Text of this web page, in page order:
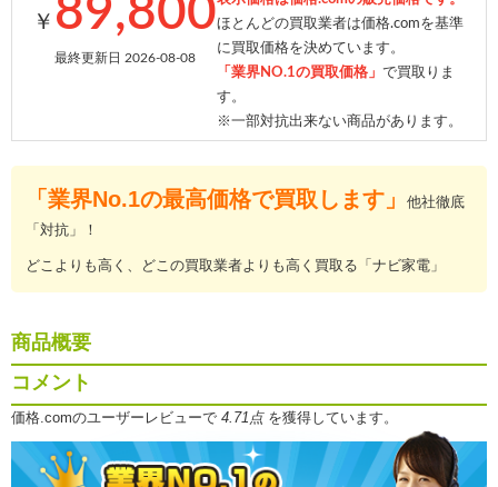
￥ 89,800
最終更新日 2026-08-08
ほとんどの買取業者は価格.comを基準
に買取価格を決めています。
「業界NO.1の買取価格」 で買取りま
す。
※一部対抗出来ない商品があります。
「業界No.1の最高価格で買取します」
他社徹底
「対抗」！
どこよりも高く、どこの買取業者よりも高く買取る「ナビ家電」
商品概要
コメント
価格.comのユーザーレビューで 4.71点を獲得しています。